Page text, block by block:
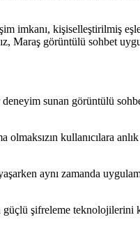
imkanı, kişiselleştirilmiş
görüntülü sohbet
sunan görüntülü
kullanıcılara
aynı zamanda
şifreleme teknolojilerini